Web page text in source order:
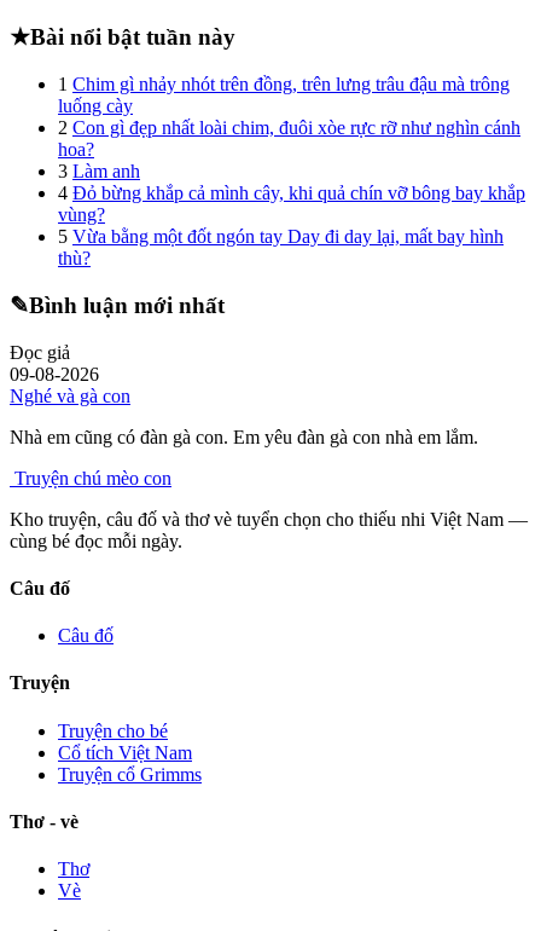
★Bài nổi bật tuần này
1 Chim gì nhảy nhót trên đồng, trên lưng trâu đậu mà trông
luống cày
2 Con gì đẹp nhất loài chim, đuôi xòe rực rỡ như nghìn cánh
hoa?
3 Làm anh
4 Đỏ bừng khắp cả mình cây, khi quả chín vỡ bông bay khắp
vùng?
5 Vừa bằng một đốt ngón tay Day đi day lại, mất bay hình
thù?
✎Bình luận mới nhất
Đọc giả
09-08-2026
Nghé và gà con
Nhà em cũng có đàn gà con. Em yêu đàn gà con nhà em lắm.
Truyện chú mèo con
Kho truyện, câu đố và thơ vè tuyển chọn cho thiếu nhi Việt Nam —
cùng bé đọc mỗi ngày.
Câu đố
Câu đố
Truyện
Truyện cho bé
Cổ tích Việt Nam
Truyện cổ Grimms
Thơ - vè
Thơ
Vè